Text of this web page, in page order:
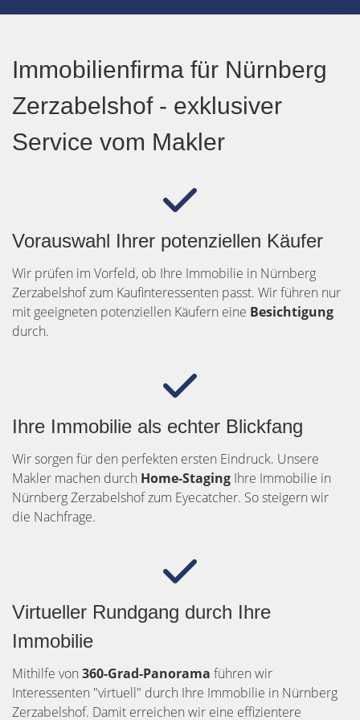
Immobilienfirma für Nürnberg
Zerzabelshof - exklusiver
Service vom Makler
Vorauswahl Ihrer potenziellen Käufer
Wir prüfen im Vorfeld, ob Ihre Immobilie in Nürnberg
Zerzabelshof zum Kaufinteressenten passt. Wir führen nur
mit geeigneten potenziellen Käufern eine Besichtigung
durch.
Ihre Immobilie als echter Blickfang
Wir sorgen für den perfekten ersten Eindruck. Unsere
Makler machen durch Home-Staging Ihre Immobilie in
Nürnberg Zerzabelshof zum Eyecatcher. So steigern wir
die Nachfrage.
Virtueller Rundgang durch Ihre
Immobilie
Mithilfe von 360-Grad-Panorama führen wir
Interessenten "virtuell" durch Ihre Immobilie in Nürnberg
Zerzabelshof. Damit erreichen wir eine effizientere